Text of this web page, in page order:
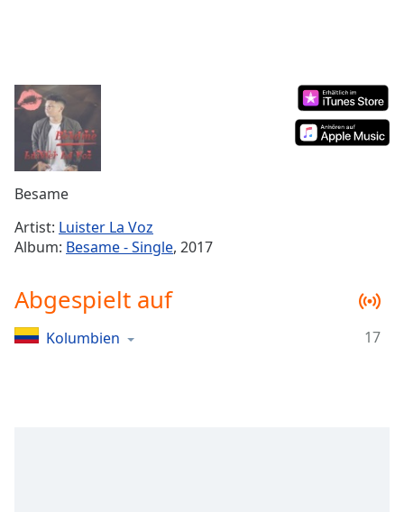
Current
Time0:00
Duration-:-
Loaded:
Stream
TypeLIVE
Seek to
live,
liveLIVE
Remaining
Time-
Besame
Artist: Luister La Voz
Album: Besame - Single, 2017
Abgespielt auf
Kolumbien 17